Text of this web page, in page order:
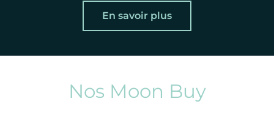
En savoir plus
Nos Moon Buy